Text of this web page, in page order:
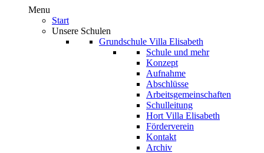
Menu
Start
Unsere Schulen
Grundschule Villa Elisabeth
Schule und mehr
Konzept
Aufnahme
Abschlüsse
Arbeitsgemeinschaften
Schulleitung
Hort Villa Elisabeth
Förderverein
Kontakt
Archiv